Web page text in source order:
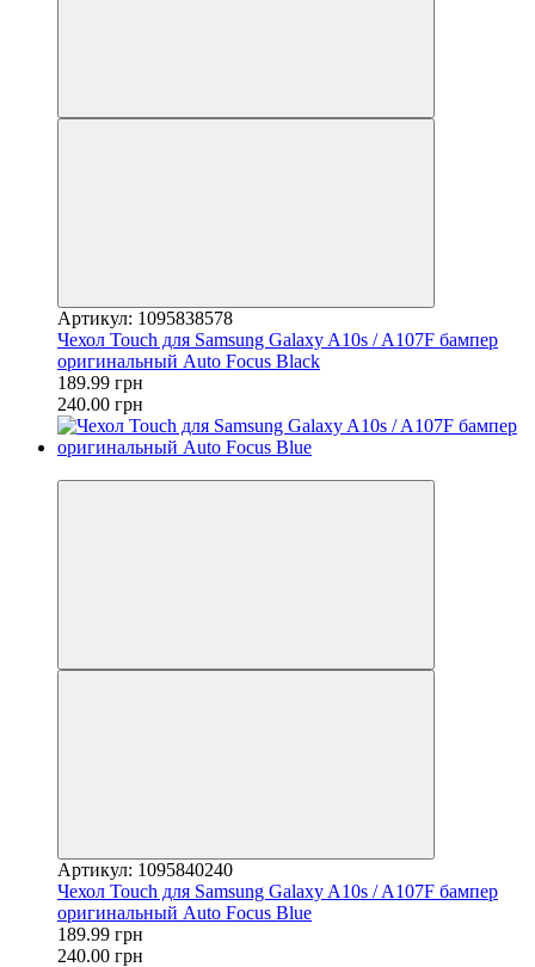
Артикул: 1095838578
Чехол Touch для Samsung Galaxy A10s / A107F бампер
оригинальный Auto Focus Black
189.99 грн
240.00 грн
Артикул: 1095840240
Чехол Touch для Samsung Galaxy A10s / A107F бампер
оригинальный Auto Focus Blue
189.99 грн
240.00 грн